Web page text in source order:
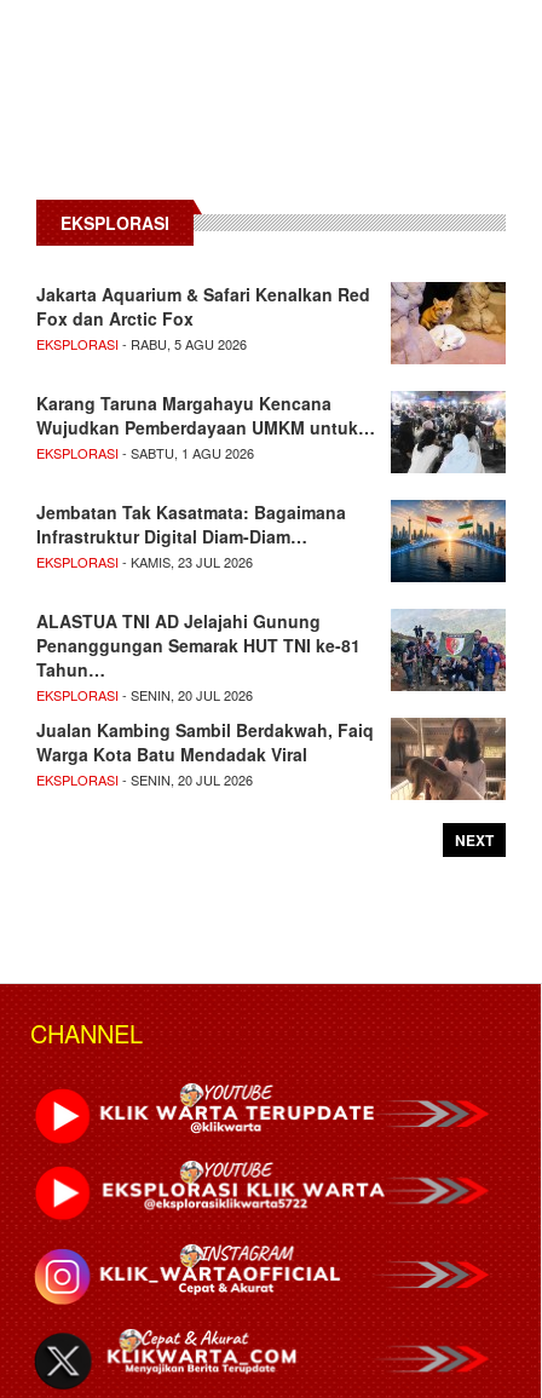
EKSPLORASI
Jakarta Aquarium & Safari Kenalkan Red
Fox dan Arctic Fox
EKSPLORASI- RABU, 5 AGU 2026
Karang Taruna Margahayu Kencana
Wujudkan Pemberdayaan UMKM untuk…
EKSPLORASI- SABTU, 1 AGU 2026
Jembatan Tak Kasatmata: Bagaimana
Infrastruktur Digital Diam-Diam…
EKSPLORASI- KAMIS, 23 JUL 2026
ALASTUA TNI AD Jelajahi Gunung
Penanggungan Semarak HUT TNI ke-81
Tahun…
EKSPLORASI- SENIN, 20 JUL 2026
Jualan Kambing Sambil Berdakwah, Faiq
Warga Kota Batu Mendadak Viral
EKSPLORASI- SENIN, 20 JUL 2026
NEXT
CHANNEL